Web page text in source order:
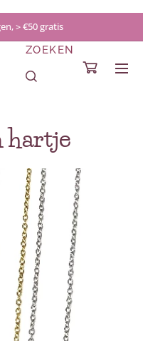
> €50 gratis
ZOEKEN
hartje